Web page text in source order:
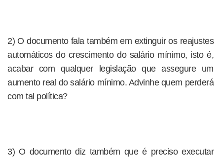
2) O documento fala também em extinguir os reajustes
automáticos do crescimento do salário mínimo, isto é,
acabar com qualquer legislação que assegure um
aumento real do salário mínimo. Advinhe quem perderá
com tal política?
3) O documento diz também que é preciso executar